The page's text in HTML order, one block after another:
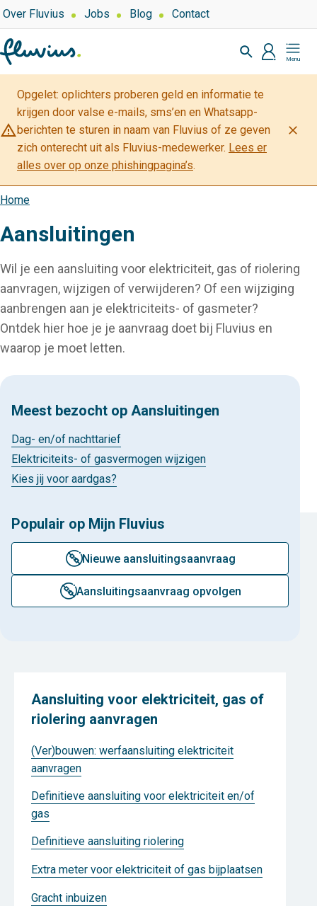
Overslaan
en
naar
de
inhoud
gaan
Top
navigation
Over Fluvius Jobs Blog Contact
Zoeken
profiel
Mijn
Fluvius
warning_amber
Opgelet: oplichters proberen geld en informatie te
krijgen door valse e-mails, sms’en en Whatsapp-
berichten te sturen in naam van Fluvius of ze geven
zich onterecht uit als Fluvius-medewerker. Lees er
alles over op onze phishingpagina’s.
close
Kruimelpad
Home
Aansluitingen
Wil je een aansluiting voor elektriciteit, gas of riolering
aanvragen, wijzigen of verwijderen? Of een wijziging
aanbrengen aan je elektriciteits- of gasmeter?
Ontdek hier hoe je je aanvraag doet bij Fluvius en
waarop je moet letten.
Meest bezocht op Aansluitingen
Dag- en/of nachttarief
Elektriciteits- of gasvermogen wijzigen
Kies jij voor aardgas?
Populair op Mijn Fluvius
aansluiten-
cirkel
Nieuwe aansluitingsaanvraag
aansluiten-
cirkel
Aansluitingsaanvraag opvolgen
Aansluiting voor elektriciteit, gas of
riolering aanvragen
(Ver)bouwen: werfaansluiting elektriciteit
aanvragen
Definitieve aansluiting voor elektriciteit en/of
gas
Definitieve aansluiting riolering
Extra meter voor elektriciteit of gas bijplaatsen
Gracht inbuizen